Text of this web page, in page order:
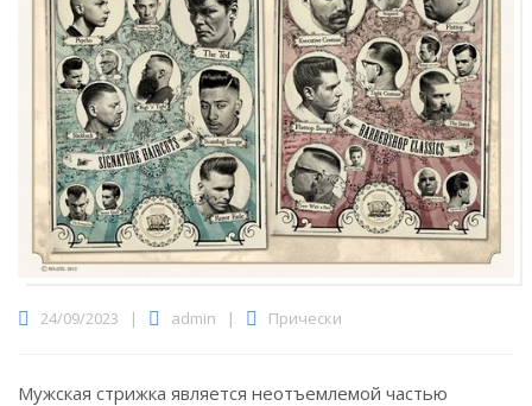
24/09/2023 | admin | Прически
Мужская стрижка является неотъемлемой частью